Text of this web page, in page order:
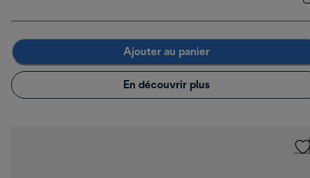
Ajouter au panier
En découvrir plus